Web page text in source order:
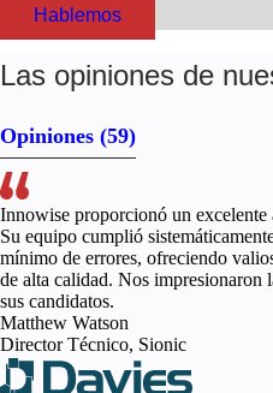
Hablemos
Las opiniones de
Opiniones (59)
Innowise proporcionó un
Su equipo cumplió
mínimo de errores, ofreciendo
de alta calidad. Nos impresionaron
sus candidatos.
Matthew Watson
Director Técnico, Sionic